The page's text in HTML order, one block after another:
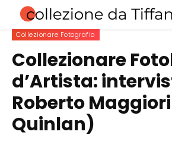
Collezionare Fotografia
Collezionare
d’Artista:
Roberto
Quinlan)